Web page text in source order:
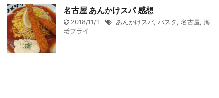
名古屋 あんかけスパ 感想
2018/11/1 あんかけスパ, パスタ, 名古屋, 海
老フライ